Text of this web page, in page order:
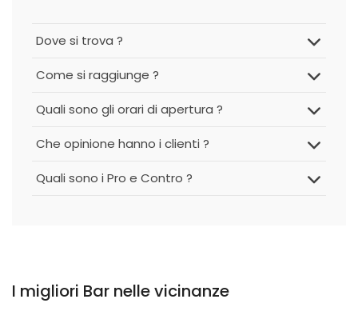
Dove si trova ?
Come si raggiunge ?
Quali sono gli orari di apertura ?
Che opinione hanno i clienti ?
Quali sono i Pro e Contro ?
I migliori Bar nelle vicinanze